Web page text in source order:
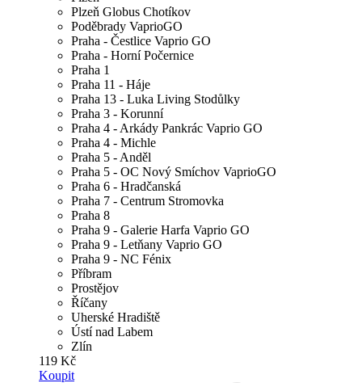
Plzeň Globus Chotíkov
Poděbrady VaprioGO
Praha - Čestlice Vaprio GO
Praha - Horní Počernice
Praha 1
Praha 11 - Háje
Praha 13 - Luka Living Stodůlky
Praha 3 - Korunní
Praha 4 - Arkády Pankrác Vaprio GO
Praha 4 - Michle
Praha 5 - Anděl
Praha 5 - OC Nový Smíchov VaprioGO
Praha 6 - Hradčanská
Praha 7 - Centrum Stromovka
Praha 8
Praha 9 - Galerie Harfa Vaprio GO
Praha 9 - Letňany Vaprio GO
Praha 9 - NC Fénix
Příbram
Prostějov
Říčany
Uherské Hradiště
Ústí nad Labem
Zlín
119 Kč
Koupit